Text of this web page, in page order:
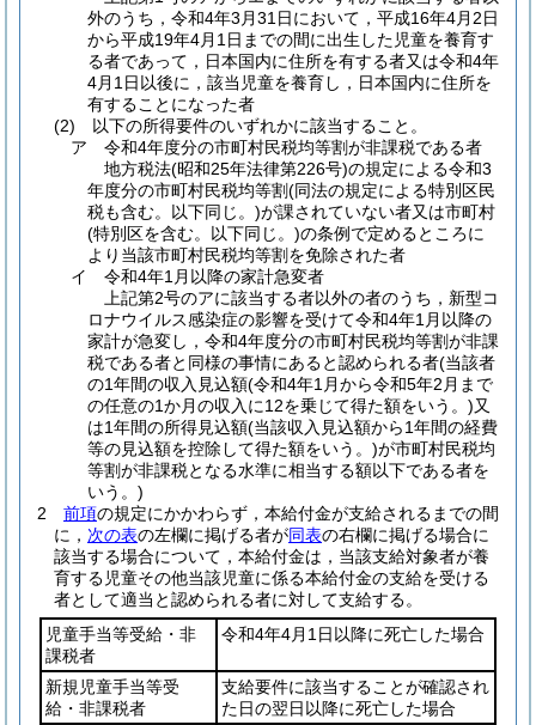
外のうち，令和4年3月31日において，平成16年4月2日
から平成19年4月1日までの間に出生した児童を養育す
る者であって，日本国内に住所を有する者又は令和4年
4月1日以後に，該当児童を養育し，日本国内に住所を
有することになった者
(2)
以下の所得要件のいずれかに該当すること。
ア
令和4年度分の市町村民税均等割が非課税である者
地方税法(昭和25年法律第226号)の規定による令和3
年度分の市町村民税均等割(同法の規定による特別区民
税も含む。以下同じ。)が課されていない者又は市町村
(特別区を含む。以下同じ。)の条例で定めるところに
より当該市町村民税均等割を免除された者
イ
令和4年1月以降の家計急変者
上記第2号のアに該当する者以外の者のうち，新型コ
ロナウイルス感染症の影響を受けて令和4年1月以降の
家計が急変し，令和4年度分の市町村民税均等割が非課
税である者と同様の事情にあると認められる者(当該者
の1年間の収入見込額(令和4年1月から令和5年2月まで
の任意の1か月の収入に12を乗じて得た額をいう。)又
は1年間の所得見込額(当該収入見込額から1年間の経費
等の見込額を控除して得た額をいう。)が市町村民税均
等割が非課税となる水準に相当する額以下である者を
いう。)
2
前項の規定にかかわらず，本給付金が支給されるまでの間
に， 次の表の左欄に掲げる者が同表の右欄に掲げる場合に
該当する場合について，本給付金は，当該支給対象者が養
育する児童その他当該児童に係る本給付金の支給を受ける
者として適当と認められる者に対して支給する。
児童手当等受給・非
課税者
令和4年4月1日以降に死亡した場合
新規児童手当等受
給・非課税者
支給要件に該当することが確認され
た日の翌日以降に死亡した場合